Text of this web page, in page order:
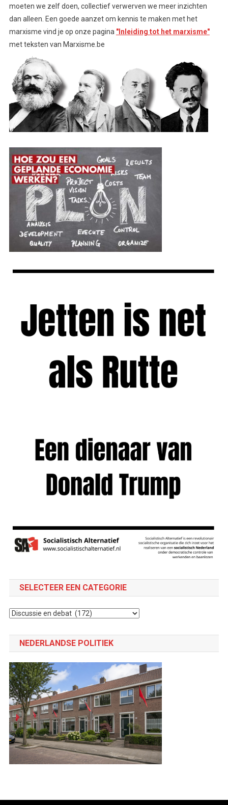
moeten we zelf doen, collectief verwerven we meer inzichten
dan alleen. Een goede aanzet om kennis te maken met het
marxisme vind je op onze pagina "Inleiding tot het marxisme"
met teksten van Marxisme.be
SELECTEER EEN CATEGORIE
Selecteer
NEDERLANDSE POLITIEK